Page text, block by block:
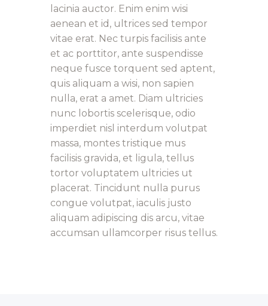
lacinia auctor. Enim enim wisi
aenean et id, ultrices sed tempor
vitae erat. Nec turpis facilisis ante
et ac porttitor, ante suspendisse
neque fusce torquent sed aptent,
quis aliquam a wisi, non sapien
nulla, erat a amet. Diam ultricies
nunc lobortis scelerisque, odio
imperdiet nisl interdum volutpat
massa, montes tristique mus
facilisis gravida, et ligula, tellus
tortor voluptatem ultricies ut
placerat. Tincidunt nulla purus
congue volutpat, iaculis justo
aliquam adipiscing dis arcu, vitae
accumsan ullamcorper risus tellus.